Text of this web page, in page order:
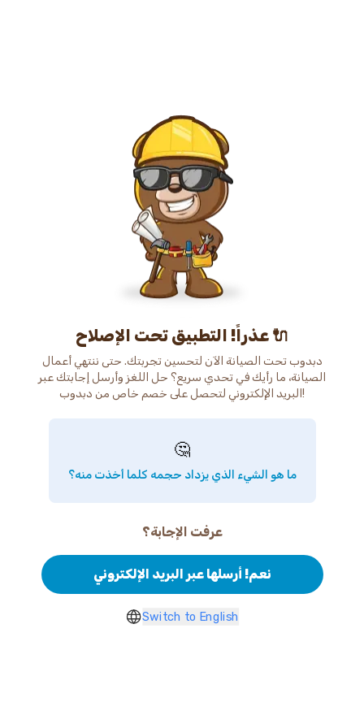
عذراً! التطبيق تحت الإصلاح 🔌
دبدوب تحت الصيانة الآن لتحسين تجربتك. حتى ننتهي أعمال
الصيانة، ما رأيك في تحدي سريع؟ حل اللغز وأرسل إجابتك عبر
البريد الإلكتروني لتحصل على خصم خاص من دبدوب!
🤔
ما هو الشيء الذي يزداد حجمه كلما أخذت منه؟
عرفت الإجابة؟
نعم! أرسلها عبر البريد الإلكتروني
Switch to English